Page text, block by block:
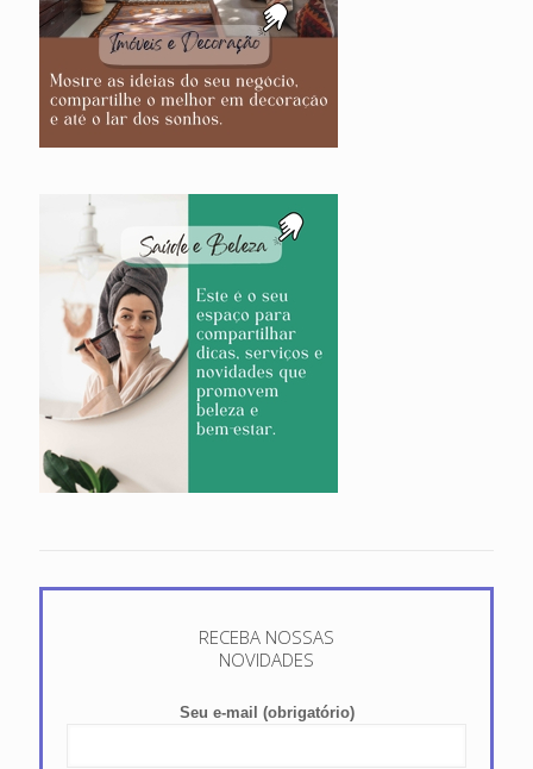
RECEBA NOSSAS
NOVIDADES
Seu e-mail (obrigatório)